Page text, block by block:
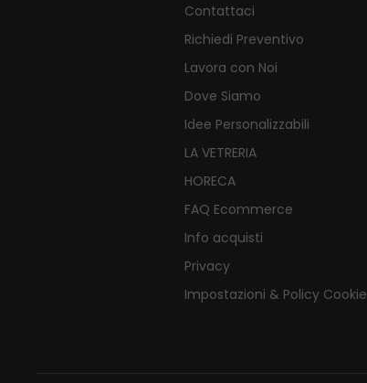
Contattaci
Richiedi Preventivo
Lavora con Noi
Dove Siamo
Idee Personalizzabili
LA VETRERIA
HORECA
FAQ Ecommerce
Info acquisti
Privacy
Impostazioni & Policy Cookie